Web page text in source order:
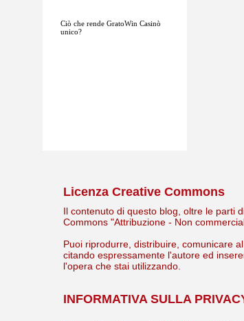
Ciò che rende GratoWin Casinò
unico?
Licenza Creative Commons
Il contenuto di questo blog, oltre le parti
Commons "Attribuzione - Non
Puoi riprodurre, distribuire, comunicare
citando espressamente l'autore ed
l'opera che stai utilizzando.
INFORMATIVA SULLA